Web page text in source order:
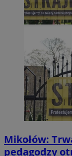
Mikołów:
pedagodzy